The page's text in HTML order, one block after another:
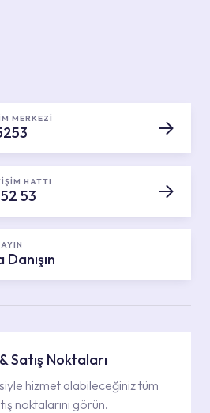
MERKEZİ
HATTI
53
Danışın
Satış Noktaları
hizmet alabileceğiniz tüm
noktalarını görün.